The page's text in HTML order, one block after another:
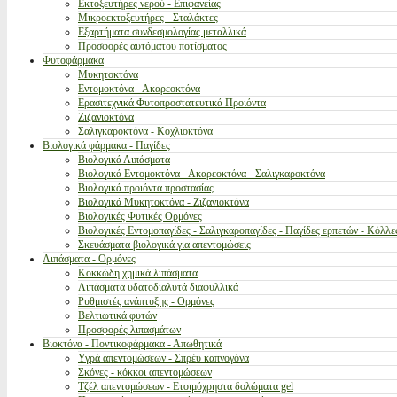
Εκτοξευτήρες νερού - Επιφανείας
Μικροεκτοξευτήρες - Σταλάκτες
Εξαρτήματα συνδεσμολογίας μεταλλικά
Προσφορές αυτόματου ποτίσματος
Φυτοφάρμακα
Μυκητοκτόνα
Εντομοκτόνα - Ακαρεοκτόνα
Ερασιτεχνικά Φυτοπροστατευτικά Προιόντα
Ζιζανιοκτόνα
Σαλιγκαροκτόνα - Κοχλιοκτόνα
Βιολογικά φάρμακα - Παγίδες
Βιολογικά Λιπάσματα
Βιολογικά Εντομοκτόνα - Ακαρεοκτόνα - Σαλιγκαροκτόνα
Βιολογικά προιόντα προστασίας
Βιολογικά Μυκητοκτόνα - Ζιζανιοκτόνα
Βιολογικές Φυτικές Ορμόνες
Βιολογικές Εντομοπαγίδες - Σαλιγκαροπαγίδες - Παγίδες ερπετών -
Σκευάσματα βιολογικά για απεντομώσεις
Λιπάσματα - Ορμόνες
Κοκκώδη χημικά λιπάσματα
Λιπάσματα υδατοδιαλυτά διαφυλλικά
Ρυθμιστές ανάπτυξης - Ορμόνες
Βελτιωτικά φυτών
Προσφορές λιπασμάτων
Βιοκτόνα - Ποντικοφάρμακα - Απωθητικά
Υγρά απεντομώσεων - Σπρέυ καπνογόνα
Σκόνες - κόκκοι απεντομώσεων
Τζέλ απεντομώσεων - Ετοιμόχρηστα δολώματα gel